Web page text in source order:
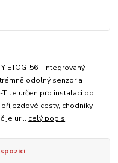
ETOG-56T Integrovaný
odolný senzor a
Je určen pro instalaci do
cesty, chodníky
je ur... celý popis